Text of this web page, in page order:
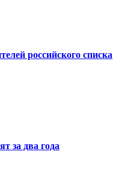
российского списка
за два года